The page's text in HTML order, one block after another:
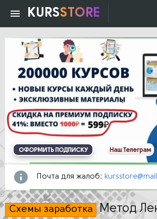
KURSSTORE
ОФОРМИТЬ ПОДПИСКУ Наш Телеграм
Почта для жалоб:
Схемы заработка Метод